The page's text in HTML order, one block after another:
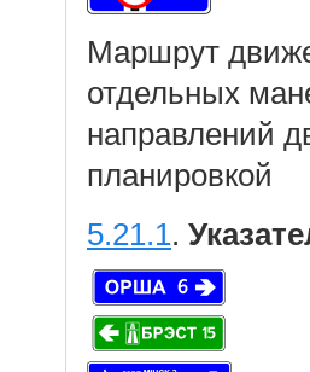
Маршрут
отдельных
направлений
планировкой
5.21.1.